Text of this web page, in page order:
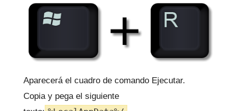
Aparecerá el cuadro de comando Ejecutar.
Copia y pega el siguiente